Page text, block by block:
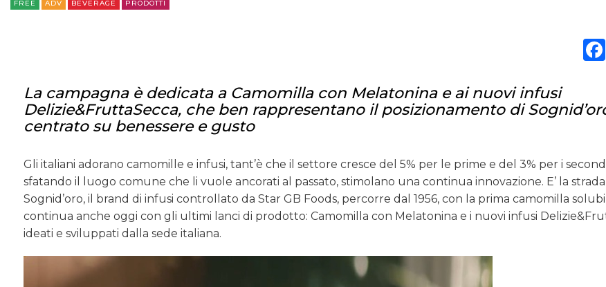
FREE ADV BEVERAGE PRODOTTI
La campagna è dedicata a Camomilla con Melatonina e ai nuovi infusi
Delizie&FruttaSecca, che ben rappresentano il posizionamento di
centrato su benessere e gusto
Gli italiani adorano camomille e infusi, tant’è che il settore cresce del 5% per le prime e del 3% per i
sfatando il luogo comune che li vuole ancorati al passato, stimolano una continua innovazione. E’ la
Sognid’oro, il brand di infusi controllato da Star GB Foods, percorre dal 1956, con la prima camomilla
continua anche oggi con gli ultimi lanci di prodotto: Camomilla con Melatonina e i nuovi infusi
ideati e sviluppati dalla sede italiana.